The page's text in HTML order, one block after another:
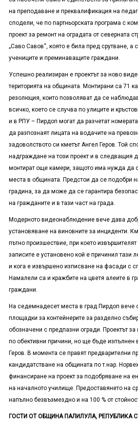
на преподаване и преквалификация на
сподели, че по партньорската програма с
проект за ремонт на оградата от северната
„Саво Савов“, която е била пред срутване, а
учениците и преминаващите граждани.
Успешно реализиран е проектът за ново
територията на общината. Монтирани са 71
резолюция, които позволяват да се
всичко, което се случва по улиците и
и в РПУ – Пирдоп могат да разчетат
да разпознаят лицата на водачите на
задоволството си кметът Ангел Геров. Той
надграждане на този проект и в следващия
монтират още камери, защото има нужда да
места в общината. Предстои да се подобри
градина, за да може да се гарантира
на гражданите и в тази част на града.
Модерното видеонаблюдение вече дава
установяване на виновните за инциденти.
пътно произшествие, при което
записите е установено кой е причинил тази
и кога е извършено изписване на фасади с
Намалели са и кражбите на цветя алеите в
граждани.
На седемнадесет места в град Пирдоп вече
площадки за контейнерите за разделно
обозначени с предпазни огради. Проектът
по обективни причини, но ще бъде изпълнен
Геров. В момента се правят предварителни
кандидатстване на общината по т.нар.
финансиране на проект за подобряване на
на началното училище. Предоставянето на
напълно безвъзмездно и на 100 % от
ГОСТИ ОТ ОБЩИНА ПАЛИЛУЛА, РЕПУБЛИКА